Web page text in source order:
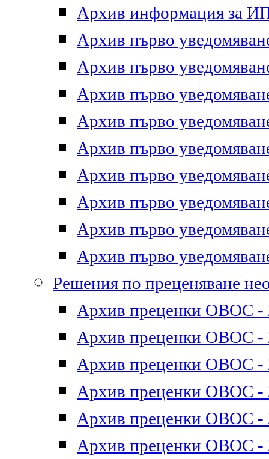
Архив информация за
Архив първо
Архив първо
Архив първо
Архив първо
Архив първо
Архив първо
Архив първо
Архив първо
Архив първо
Решения по преценяване
Архив преценки ОВОС -
Архив преценки ОВОС -
Архив преценки ОВОС -
Архив преценки ОВОС -
Архив преценки ОВОС -
Архив преценки ОВОС -